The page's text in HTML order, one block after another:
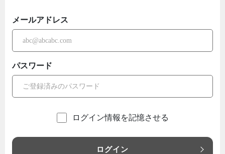
メールアドレス
パスワード
ログイン情報を記憶させる
ログイン